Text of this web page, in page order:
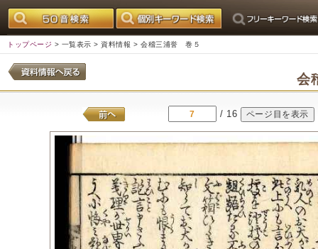
トップページ > 一覧表示 > 資料情報 > 会稽三浦誉 巻５
会
/ 16